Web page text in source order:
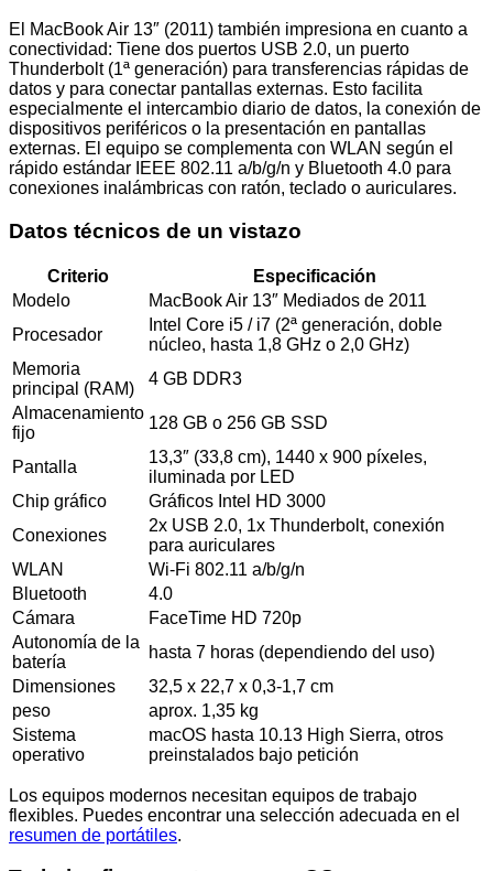
El MacBook Air 13″ (2011) también impresiona en cuanto a
conectividad: Tiene dos puertos USB 2.0, un puerto
Thunderbolt (1ª generación) para transferencias rápidas de
datos y para conectar pantallas externas. Esto facilita
especialmente el intercambio diario de datos, la conexión de
dispositivos periféricos o la presentación en pantallas
externas. El equipo se complementa con WLAN según el
rápido estándar IEEE 802.11 a/b/g/n y Bluetooth 4.0 para
conexiones inalámbricas con ratón, teclado o auriculares.
Datos técnicos de un vistazo
Criterio
Especificación
Modelo
MacBook Air 13″ Mediados de 2011
Procesador
Intel Core i5 / i7 (2ª generación, doble
núcleo, hasta 1,8 GHz o 2,0 GHz)
Memoria
principal (RAM)
4 GB DDR3
Almacenamiento
fijo
128 GB o 256 GB SSD
Pantalla
13,3″ (33,8 cm), 1440 x 900 píxeles,
iluminada por LED
Chip gráfico
Gráficos Intel HD 3000
Conexiones
2x USB 2.0, 1x Thunderbolt, conexión
para auriculares
WLAN
Wi-Fi 802.11 a/b/g/n
Bluetooth
4.0
Cámara
FaceTime HD 720p
Autonomía de la
batería
hasta 7 horas (dependiendo del uso)
Dimensiones
32,5 x 22,7 x 0,3-1,7 cm
peso
aprox. 1,35 kg
Sistema
operativo
macOS hasta 10.13 High Sierra, otros
preinstalados bajo petición
Los equipos modernos necesitan equipos de trabajo
flexibles. Puedes encontrar una selección adecuada en el
resumen de portátiles.